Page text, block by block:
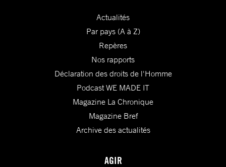
Actualités
Par pays (A à Z)
Repères
Nos rapports
Déclaration des droits de l'Homme
Podcast WE MADE IT
Magazine La Chronique
Magazine Bref
Archive des actualités
AGIR